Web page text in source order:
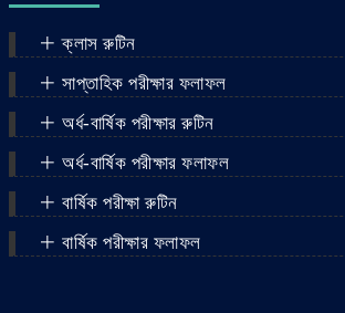
ক্লাস রুটিন
সাপ্তাহিক পরীক্ষার ফলাফল
অর্ধ-বার্ষিক পরীক্ষার রুটিন
অর্ধ-বার্ষিক পরীক্ষার ফলাফল
বার্ষিক পরীক্ষা রুটিন
বার্ষিক পরীক্ষার ফলাফল